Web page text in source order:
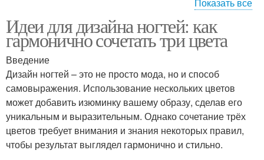
Цветы для дизайна
Идеи для дизайна ногтей: как
гармонично сочетать три цвета
Введение
Дизайн ногтей – это не просто мода, но и способ
самовыражения. Использование нескольких цветов
может добавить изюминку вашему образу, сделав его
уникальным и выразительным. Однако сочетание трёх
цветов требует внимания и знания некоторых правил,
чтобы результат выглядел гармонично и стильно.